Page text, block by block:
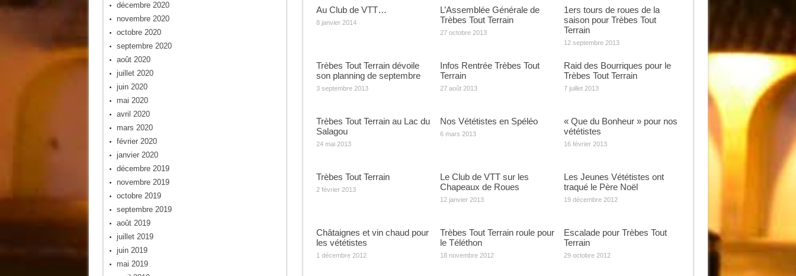
Au Club de VTT…
8 janvier 2014
L’Assemblée Générale de
Trèbes Tout Terrain
27 octobre 2013
1ers tours de roues de la
saison pour Trèbes Tout
Terrain
12 septembre 2013
Trèbes Tout Terrain dévoile
son planning de septembre
3 septembre 2013
Infos Rentrée Trèbes Tout
Terrain
27 août 2013
Raid des Bourriques pour le
Trèbes Tout Terrain
7 juillet 2013
Trèbes Tout Terrain au Lac du
Salagou
24 mai 2013
Nos Vététistes en Spéléo
6 mars 2013
« Que du Bonheur » pour nos
vététistes
16 février 2013
Trèbes Tout Terrain
2 février 2013
Le Club de VTT sur les
Chapeaux de Roues
12 janvier 2013
Les Jeunes Vététistes ont
traqué le Père Noël
19 décembre 2012
Châtaignes et vin chaud pour
les vététistes
1 décembre 2012
Trèbes Tout Terrain roule pour
le Téléthon
18 novembre 2012
Escalade pour Trèbes Tout
Terrain
29 octobre 2012
décembre 2020
novembre 2020
octobre 2020
septembre 2020
août 2020
juillet 2020
juin 2020
mai 2020
avril 2020
mars 2020
février 2020
janvier 2020
décembre 2019
novembre 2019
octobre 2019
septembre 2019
août 2019
juillet 2019
juin 2019
mai 2019